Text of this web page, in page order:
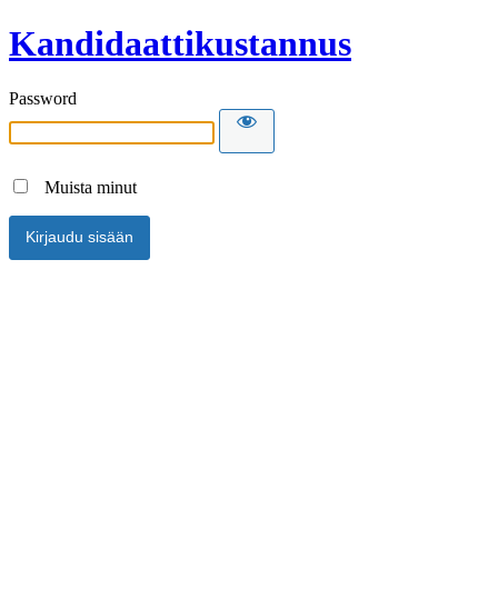
Kandidaattikustannus
Password
Muista minut